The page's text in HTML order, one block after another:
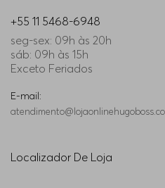
+55 11 5468-6948
seg-sex: 09h às 20h
sáb: 09h às 15h
Exceto Feriados
E-mail:
Localizador De Loja